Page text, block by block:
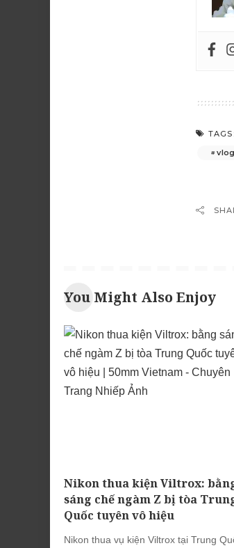
TAGS:
You Might Also Enjoy
Nikon thua kiện Viltrox:
sáng chế ngàm Z bị tòa
Quốc tuyên vô hiệu
Nikon thua vụ kiện Viltrox tại Trung